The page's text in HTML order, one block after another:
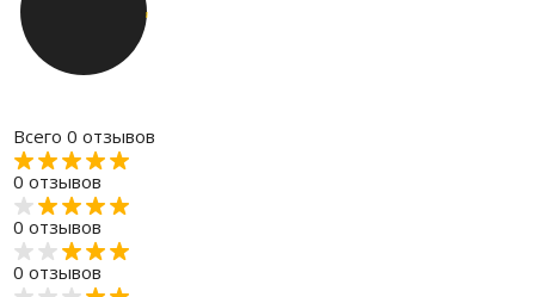
Всего 0 отзывов
0 отзывов
0 отзывов
0 отзывов